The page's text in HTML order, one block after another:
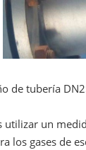
de tubería
utilizar un
gases de